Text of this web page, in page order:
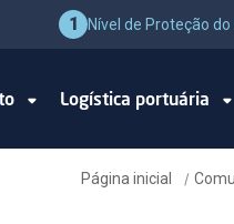
1 Nível de Proteção
Logística portuária
Página inicial /